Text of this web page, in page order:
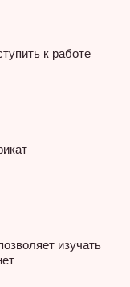
к работе
изучать